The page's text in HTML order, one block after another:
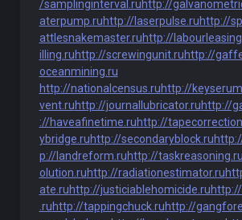
/samplinginterval.ruhttp://
aterpump.ruhttp://laserpulse.ruhttp://
attlesnakemaster.ruhttp://
illing.ruhttp://screwingunit.ruhttp://
oceanmining.ru
http://nationalcensus.ruhttp://
vent.ruhttp://journallubricator.ruhttp://
://haveafinetime.ruhttp://
ybridge.ruhttp://secondaryblock.ru
p://landreform.ruhttp://taskreasoning.ru
olution.ruhttp://radiationestimator.ru
ate.ruhttp://justiciablehomicide.ru
.ruhttp://tappingchuck.ruhttp://